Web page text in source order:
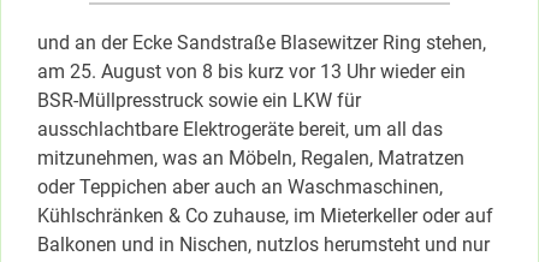
und an der Ecke Sandstraße Blasewitzer Ring stehen,
am 25. August von 8 bis kurz vor 13 Uhr wieder ein
BSR-Müllpresstruck sowie ein LKW für
ausschlachtbare Elektrogeräte bereit, um all das
mitzunehmen, was an Möbeln, Regalen, Matratzen
oder Teppichen aber auch an Waschmaschinen,
Kühlschränken & Co zuhause, im Mieterkeller oder auf
Balkonen und in Nischen, nutzlos herumsteht und nur